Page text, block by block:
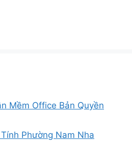
Mềm Office Bản Quyền
Phường Nam Nha